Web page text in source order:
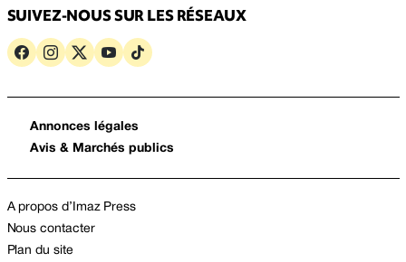
SUIVEZ-NOUS SUR LES RÉSEAUX
Annonces légales
Avis & Marchés publics
A propos d’Imaz Press
Nous contacter
Plan du site